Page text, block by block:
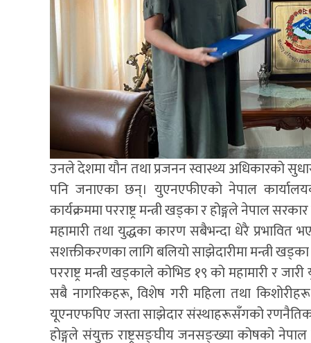
उनले देशमा यौन तथा प्रजनन स्वास्थ्य अधिकारको
पनि जनाएका छन्। युएनएफीएको नेपाल
कार्यक्रममा परराष्ट्र मन्त्री खड्का र होङ्गले नेपाल
महामारी तथा युद्धका कारण सबैभन्दा धेरै प्रभावित
सशक्तीकरणका लागि बलियो साझेदारीमा मन्त्री खड्का
परराष्ट्र मन्त्री खड्काले कोभिड १९ को महामारी र
सबै नागरिकहरू, विशेष गरी महिला तथा
यूएनएफपिए जस्ता साझेदार संस्थाहरूसँगको
होङ्गले संयुक्त राष्ट्रसङ्घीय जनसङ्ख्या कोषको नेपाल